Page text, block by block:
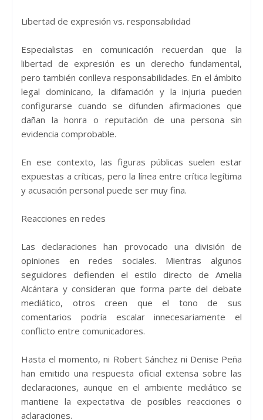
Libertad de expresión vs. responsabilidad
Especialistas en comunicación recuerdan que la
libertad de expresión es un derecho fundamental,
pero también conlleva responsabilidades. En el ámbito
legal dominicano, la difamación y la injuria pueden
configurarse cuando se difunden afirmaciones que
dañan la honra o reputación de una persona sin
evidencia comprobable.
En ese contexto, las figuras públicas suelen estar
expuestas a críticas, pero la línea entre crítica legítima
y acusación personal puede ser muy fina.
Reacciones en redes
Las declaraciones han provocado una división de
opiniones en redes sociales. Mientras algunos
seguidores defienden el estilo directo de Amelia
Alcántara y consideran que forma parte del debate
mediático, otros creen que el tono de sus
comentarios podría escalar innecesariamente el
conflicto entre comunicadores.
Hasta el momento, ni Robert Sánchez ni Denise Peña
han emitido una respuesta oficial extensa sobre las
declaraciones, aunque en el ambiente mediático se
mantiene la expectativa de posibles reacciones o
aclaraciones.